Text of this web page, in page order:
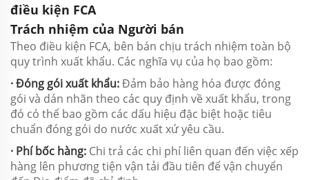
điều kiện FCA
Trách nhiệm của Người bán
Theo điều kiện FCA, bên bán chịu trách nhiệm toàn bộ
quy trình xuất khẩu. Các nghĩa vụ của họ bao gồm:
· Đóng gói xuất khẩu:Đảm bảo hàng hóa được đóng
gói và dán nhãn theo các quy định về xuất khẩu, trong
đó có thể bao gồm các dấu hiệu đặc biệt hoặc tiêu
chuẩn đóng gói do nước xuất xứ yêu cầu.
· Phí bốc hàng: Chi trả các chi phí liên quan đến việc xếp
hàng lên phương tiện vận tải đầu tiên để vận chuyển